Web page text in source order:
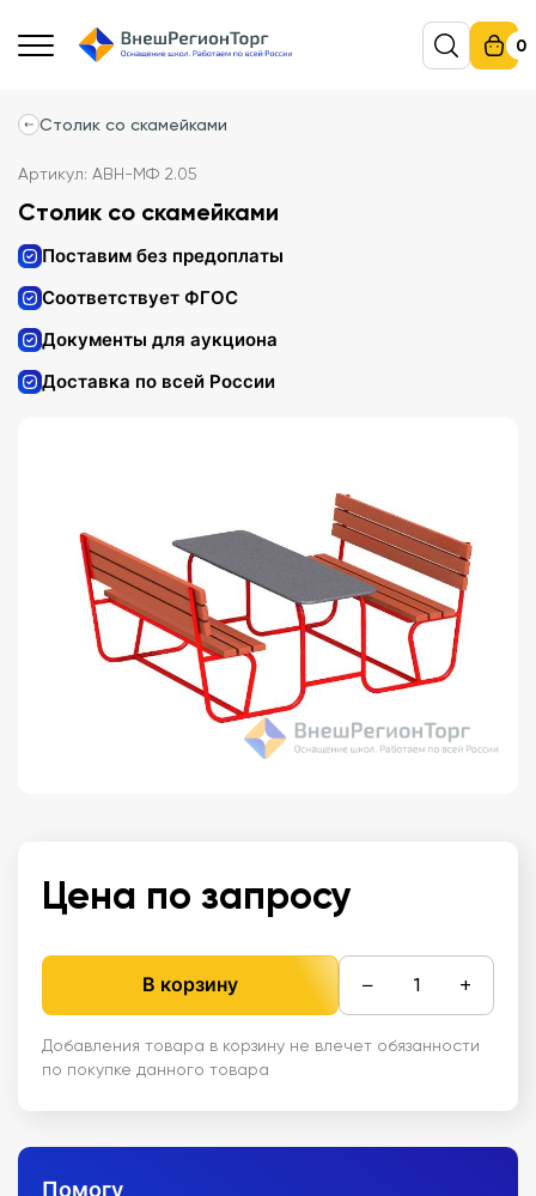
0
Столик со скамейками
Артикул: АВН-МФ 2.05
Столик со скамейками
Поставим без предоплаты
Соответствует ФГОС
Документы для аукциона
Доставка по всей России
Цена по запросу
В корзину − +
Добавления товара в корзину не влечет обязанности
по покупке данного товара
Помогу